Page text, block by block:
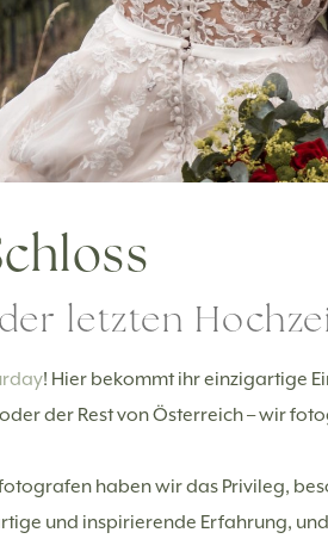
letzten
! Hier bekommt ihr einzigartige
der Rest von Österreich – wir
haben wir das Privileg,
und inspirierende Erfahrung,